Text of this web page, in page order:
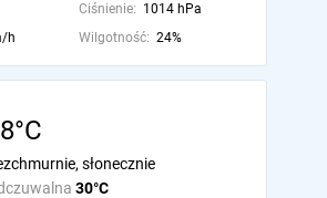
Ciśnienie: 1014 hPa
h Wilgotność: 24%
30°C
słonecznie